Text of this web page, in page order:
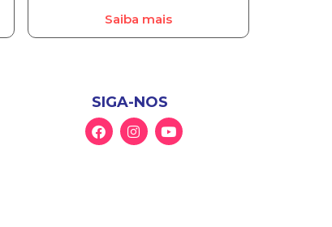
Saiba mais
SIGA-NOS